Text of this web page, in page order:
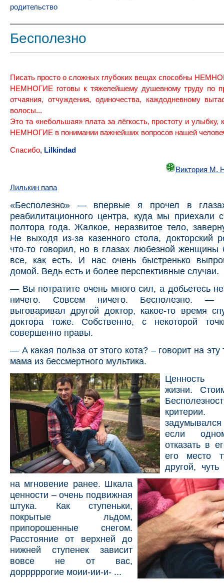
родительство
Бесполезно
Писать просто о сложных глубоких вещах способны
НЕМНОГИЕ готовы к тяжелейшему душевному труду по
отчаяния, отчуждения, одиночества, каждодневному
волосы...
Это та «небольшая» плата за лёгкость, простоту и улыбку,
НЕМНОГИЕ в понимании важнейших вопросов нашей
Спасибо, Lilkindad
Виктория М.
Лилькин папа
«Бесполезно» — впервые я прочел в
реабилитационного центра, куда мы приехали
полтора года. Жалкое, неразвитое тело,
Не выходя из-за казенного стола, докторский
что-то говорил, но в глазах любезной женщины
все, как есть. И нас очень быстренько
домой. Ведь есть и более перспективные случаи.
— Вы потратите очень много сил, а добьетесь
ничего. Совсем ничего. Бесполезно. —
выговаривал другой доктор, какое-то время
доктора тоже. Собственно, с некоторой
совершенно правы.
— А какая польза от этого кота? – говорит на эту
мама из бессмертного мультика.
Ценность
жизни.
если
отказать в
его место
другой,
на мгновение ранее. Шкала
ценности – очень подвижная
штука. Как ступеньки,
покрытые льдом,
припорошенные снегом.
Расстояние от верхней до
нижней ступенек зависит
вовсе не от вас,
дорррррогие моии-ии-и- ...